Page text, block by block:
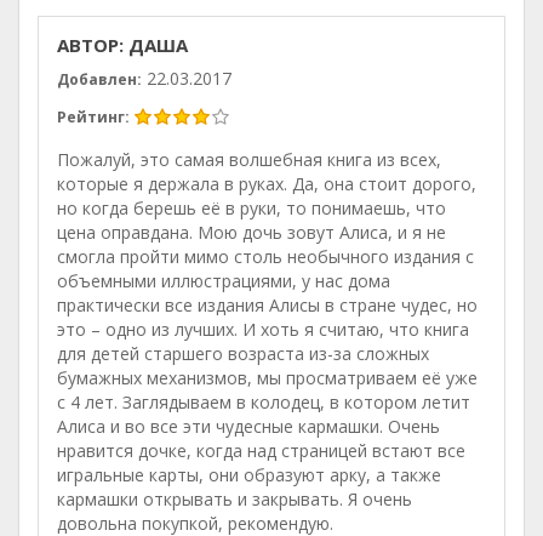
АВТОР: ДАША
Добавлен: 22.03.2017
Рейтинг:
Пожалуй, это самая волшебная книга из всех,
которые я держала в руках. Да, она стоит дорого,
но когда берешь её в руки, то понимаешь, что
цена оправдана. Мою дочь зовут Алиса, и я не
смогла пройти мимо столь необычного издания с
объемными иллюстрациями, у нас дома
практически все издания Алисы в стране чудес, но
это – одно из лучших. И хоть я считаю, что книга
для детей старшего возраста из-за сложных
бумажных механизмов, мы просматриваем её уже
с 4 лет. Заглядываем в колодец, в котором летит
Алиса и во все эти чудесные кармашки. Очень
нравится дочке, когда над страницей встают все
игральные карты, они образуют арку, а также
кармашки открывать и закрывать. Я очень
довольна покупкой, рекомендую.